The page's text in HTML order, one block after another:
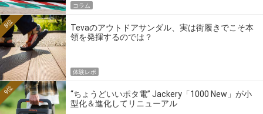
コラム
Tevaのアウトドアサンダル、実は街履きでこそ本
領を発揮するのでは？
8位
体験レポ
“ちょうどいいポタ電” Jackery「1000 New」が小
型化＆進化してリニューアル
9位